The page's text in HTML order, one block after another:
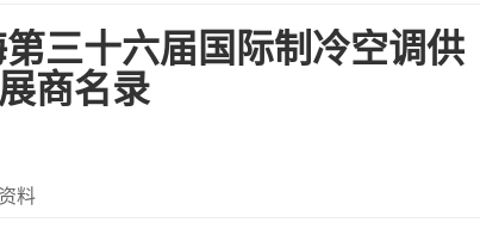
三十六届国际制冷空调供
商名录
料